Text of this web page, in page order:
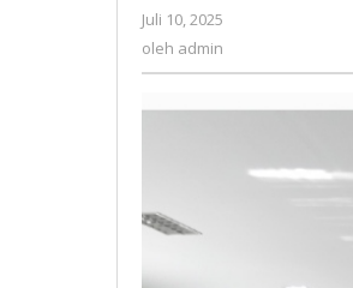
Juli 10, 2025
oleh admin